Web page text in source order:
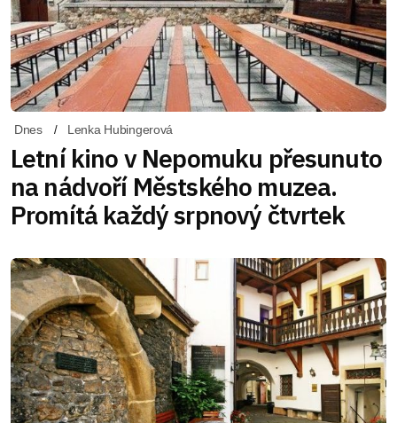
Dnes Lenka Hubingerová
Letní kino v Nepomuku přesunuto
na nádvoří Městského muzea.
Promítá každý srpnový čtvrtek